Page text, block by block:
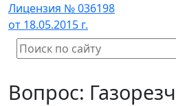
Лицензия № 036198
от 18.05.2015 г.
Вопрос: